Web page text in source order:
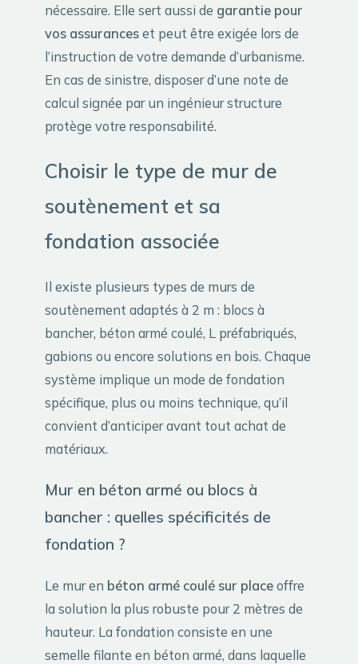
nécessaire. Elle sert aussi de garantie pour
vos assuranceset peut être exigée lors de
l’instruction de votre demande d’urbanisme.
En cas de sinistre, disposer d’une note de
calcul signée par un ingénieur structure
protège votre responsabilité.
Choisir le type de mur de
soutènement et sa
fondation associée
Il existe plusieurs types de murs de
soutènement adaptés à 2 m : blocs à
bancher, béton armé coulé, L préfabriqués,
gabions ou encore solutions en bois. Chaque
système implique un mode de fondation
spécifique, plus ou moins technique, qu’il
convient d’anticiper avant tout achat de
matériaux.
Mur en béton armé ou blocs à
bancher : quelles spécificités de
fondation ?
Le mur en béton armé coulé sur placeoffre
la solution la plus robuste pour 2 mètres de
hauteur. La fondation consiste en une
semelle filante en béton armé, dans laquelle